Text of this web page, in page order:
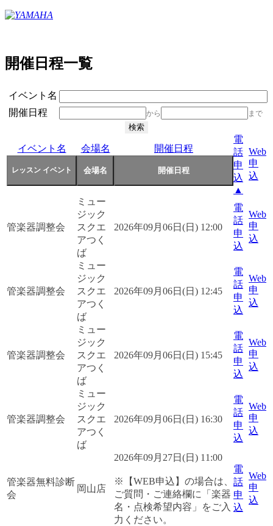
開催日程一覧
イベント名
開催日程
から まで
イベント名 会場名 開催日程
電
話
申
込
▲
Web
申
込
管楽器調整会
ミュー
ジック
スクエ
アつく
ば
2026年09月06日(日) 12:00
電
話
申
込
Web
申
込
管楽器調整会
ミュー
ジック
スクエ
アつく
ば
2026年09月06日(日) 12:45
電
話
申
込
Web
申
込
管楽器調整会
ミュー
ジック
スクエ
アつく
ば
2026年09月06日(日) 15:45
電
話
申
込
Web
申
込
管楽器調整会
ミュー
ジック
スクエ
アつく
ば
2026年09月06日(日) 16:30
電
話
申
込
Web
申
込
管楽器無料診断
会
岡山店
2026年09月27日(日) 11:00
※【WEB申込】の場合は、
ご質問・ご連絡欄に「楽器
名・点検希望内容」をご入
力ください。
電
話
申
込
Web
申
込